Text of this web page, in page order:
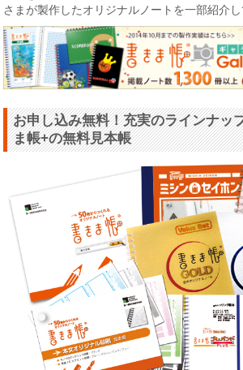
さまが製作したオリジナルノートを一部紹介し
お申し込み無料！充実のラインナッ
ま帳+の無料見本帳